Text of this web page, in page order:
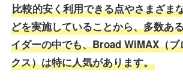
比較的安く利用できる点やさまざま
どを実施していることから、多数あ
イダーの中でも、Broad WiMAX（ブ
クス）は特に人気があります。